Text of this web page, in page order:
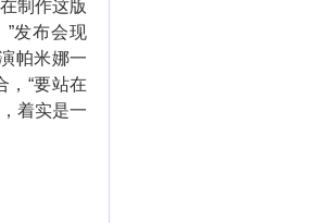
制作这版
”发布会现
帕米娜一
，“要站在
着实是一